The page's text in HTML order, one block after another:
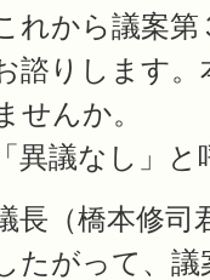
れから議案第
諮りします。
せんか。
異議なし」
長（橋本修
たがって、議